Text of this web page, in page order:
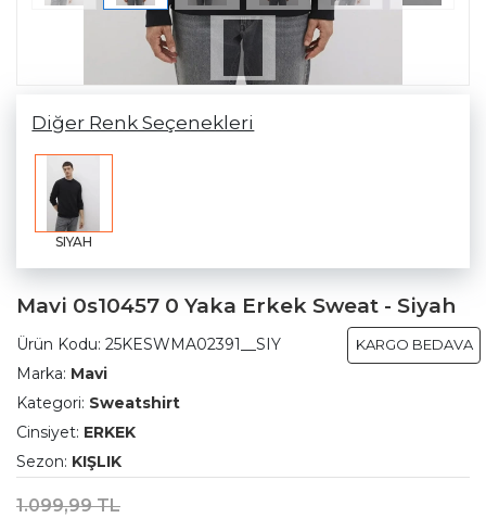
Diğer Renk Seçenekleri
SIYAH
Mavi 0s10457 0 Yaka Erkek Sweat - Siyah
KARGO BEDAVA
Ürün Kodu: 25KESWMA02391__SIY
Marka: Mavi
Kategori: Sweatshirt
Cinsiyet: ERKEK
Sezon: KIŞLIK
1.099,99 TL